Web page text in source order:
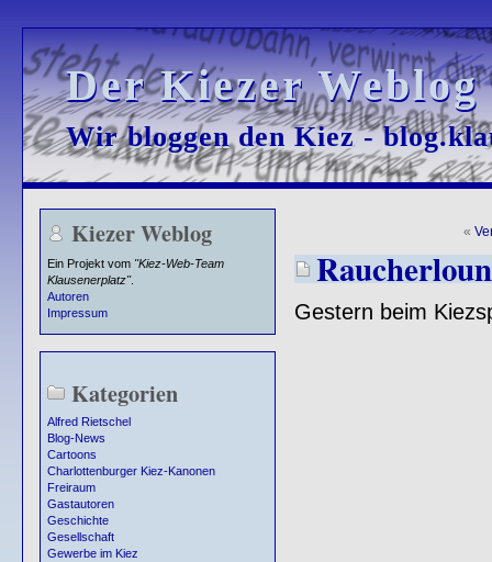
Der Kiezer
Der Kiezer
Wir bloggen den Kiez -
Wir bloggen den Kiez -
Kiezer Weblog
Ein Projekt vom "Kiez-Web-Team
Klausenerplatz".
Autoren
Impressum
Kategorien
Alfred Rietschel
Blog-News
Cartoons
Charlottenburger Kiez-Kanonen
Freiraum
Gastautoren
Geschichte
Gesellschaft
Gewerbe im Kiez
«
Gestern beim